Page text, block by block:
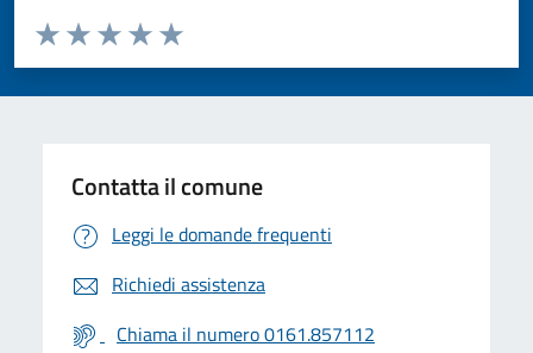
Valuta da 1 a 5 stelle la pagina
Valuta 5 stelle su 5
Valuta 4 stelle su 5
Valuta 3 stelle su 5
Valuta 2 stelle su 5
Valuta 1 stelle su 5
Contatta il comune
Leggi le domande frequenti
Richiedi assistenza
Chiama il numero 0161.857112